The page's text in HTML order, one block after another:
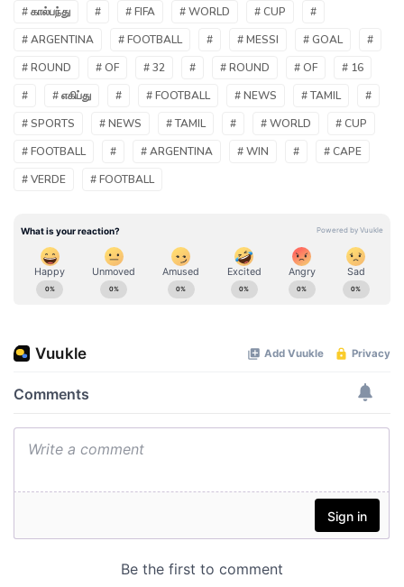
# கால்பந்து # # FIFA # WORLD # CUP
#
# ARGENTINA
# FOOTBALL # # MESSI # GOAL
#
# ROUND
# OF # 32 # # ROUND # OF
# 16
#
# எகிப்து # # FOOTBALL # NEWS # TAMIL
#
# SPORTS
# NEWS # TAMIL # # WORLD
# CUP
# FOOTBALL
# # ARGENTINA # WIN #
# CAPE
# VERDE
# FOOTBALL